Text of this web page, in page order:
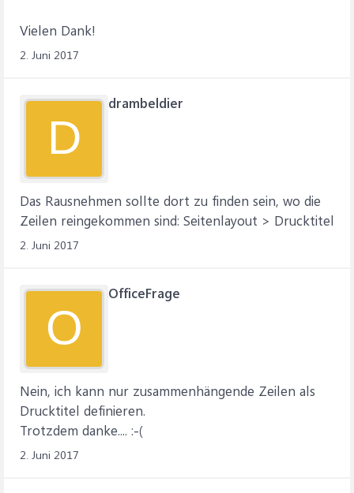
Vielen Dank!
2. Juni 2017
D
drambeldier
Das Rausnehmen sollte dort zu finden sein, wo die
Zeilen reingekommen sind: Seitenlayout > Drucktitel
2. Juni 2017
O
OfficeFrage
Nein, ich kann nur zusammenhängende Zeilen als
Drucktitel definieren.
Trotzdem danke.... :-(
2. Juni 2017